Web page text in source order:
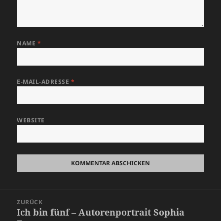
NAME *
E-MAIL-ADRESSE *
WEBSITE
ZURÜCK
Vorheriger
Ich bin fünf – Autorenportrait Sophia